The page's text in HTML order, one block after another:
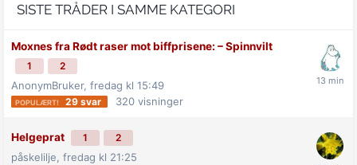
SISTE TRÅDER I SAMME KATEGORI
Moxnes fra Rødt raser mot biff­prisene: –⁠ Spinnvilt
1 2
AnonymBruker, fredag kl 15:49
29 svar 320 visninger
Helgeprat 1 2
påskelilje, fredag kl 21:25